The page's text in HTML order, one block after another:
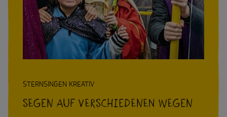
STERNSINGEN KREATIV
Segen auf verschiedenen Wegen